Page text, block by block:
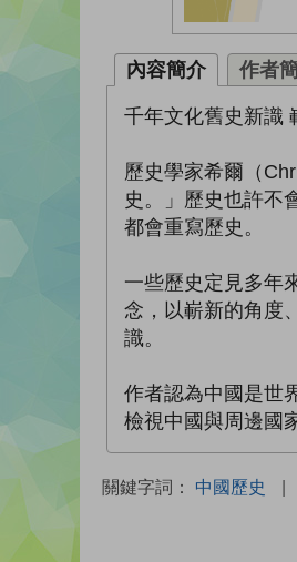
內容簡介 作者
千年文化舊史新識
歷史學家希爾（
史。」歷史也許不
都會重寫歷史。
一些歷史定見多年
念，以嶄新的角度
識。
作者認為中國是世
檢視中國與周邊國
關鍵字詞： 中國歷史 |